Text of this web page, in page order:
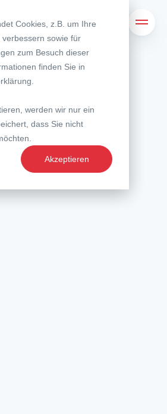
Cookies, z.B. um Ihre
sowie für
zum Besuch dieser
finden Sie in
werden wir nur ein
dass Sie nicht
Akzeptieren
Suche